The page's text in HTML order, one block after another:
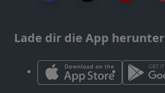
Lade dir die App herunter